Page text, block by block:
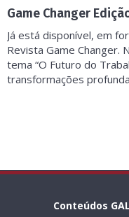
Game Changer
Já está disponível, em
Revista Game Changer.
tema “O Futuro do
transformações
Conteúdos